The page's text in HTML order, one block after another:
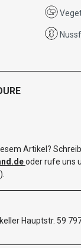
Artikel?
oder rufe uns
Hauptstr. 59